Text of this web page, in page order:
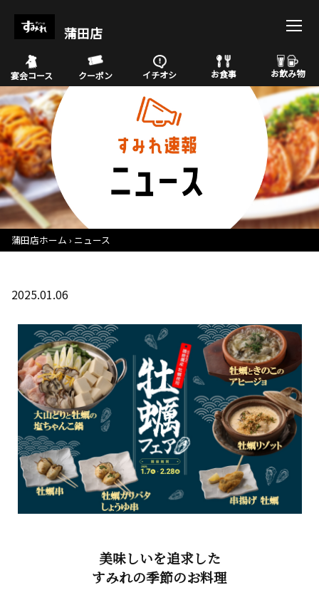
蒲田店
宴会コース クーポン イチオシ お食事 お飲み物
蒲田店ホーム ニュース
2025.01.06
美味しいを追求した
すみれの季節のお料理